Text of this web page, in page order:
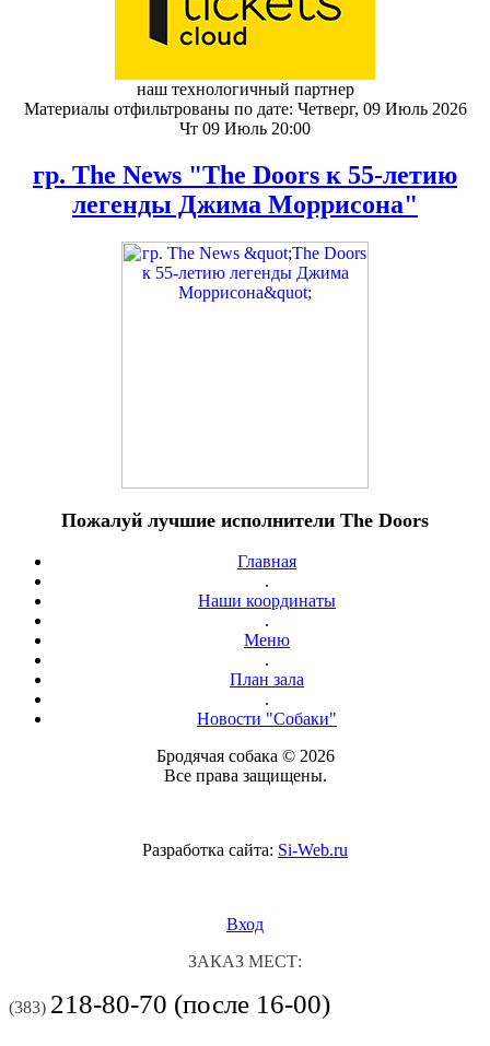
наш технологичный партнер
Материалы отфильтрованы по дате: Четверг, 09 Июль 2026
Чт 09 Июль 20:00
гр. The News "The Doors к 55-летию
легенды Джима Моррисона"
Пожалуй лучшие исполнители The Doors
Главная
.
Наши координаты
.
Меню
.
План зала
.
Новости "Собаки"
Бродячая собака © 2026
Все права защищены.
Разработка сайта: Si-Web.ru
Вход
ЗАКАЗ МЕСТ:
(383) 218-80-70 (после 16-00)